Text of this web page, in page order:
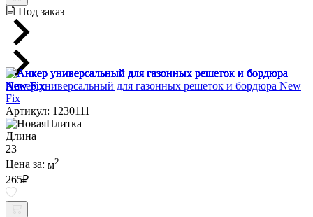
Под заказ
Анкер универсальный для газонных решеток и бордюра New
Fix
Артикул: 1230111
Длина
23
Цена за: м2
265₽